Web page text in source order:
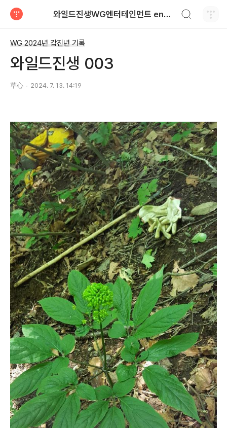
와일드진생WG엔터테인먼트 entertainment
WG 2024년 갑진년 기록
와일드진생 003
草心 2024. 7. 13. 14:19